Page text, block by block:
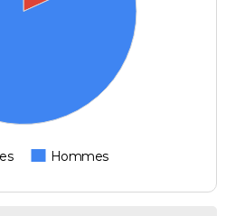
Hommes